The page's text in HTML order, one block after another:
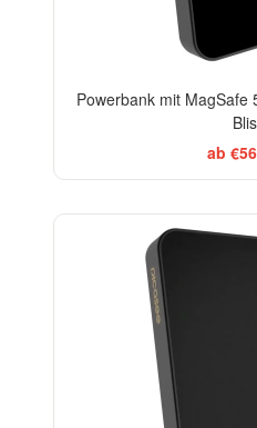
Powerbank mit MagSafe
ab